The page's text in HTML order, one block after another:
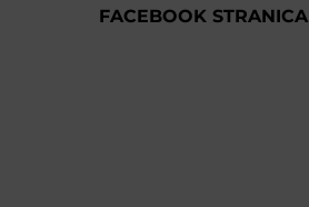
FACEBOOK STRANICA